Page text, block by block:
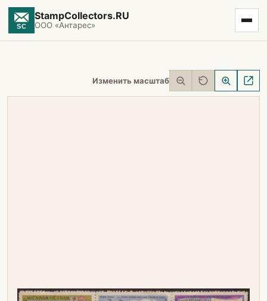
StampCollectors.RU
ООО «Антарес»
Изменить масштаб